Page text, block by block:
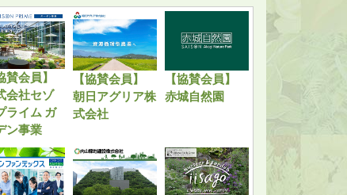
賛会員】
会社セゾ
ライム ガ
ン事業
【協賛会員】
朝日アグリア株
式会社
【協賛会員】
赤城自然園